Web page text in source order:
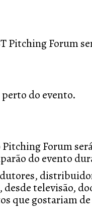
Pitching Forum
do evento.
Forum
do evento
televisão,
que gostariam